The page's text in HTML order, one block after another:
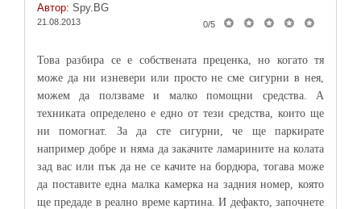
Автор: Spy.BG
21.08.2013 0/5
Това разбира се е собствената преценка, но когато тя
може да ни изневери или просто не сме сигурни в нея,
можем да ползваме и малко помощни средства. А
техниката определено е едно от тези средства, които ще
ни помогнат. За да сте сигурни, че ще паркирате
например добре и няма да закачите ламарините на колата
зад вас или пък да не се качите на бордюра, тогава може
да поставите една малка камерка на задния номер, която
ще предаде в реално време картина. И дефакто, започнете